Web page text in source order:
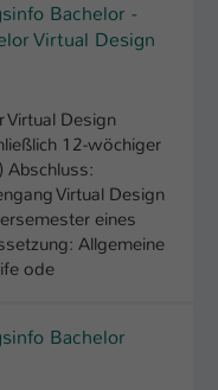
Bachelor -
Virtual Design
Virtual Design
12-wöchiger
Abschluss:
Virtual Design
eines
Allgemeine
ode
Bachelor